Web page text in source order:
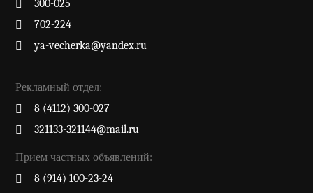
300-025
702-224
ya-vecherka@yandex.ru
Рекламный отдел:
8 (4112) 300-027
321133-321144@mail.ru
Прием частных объявлений:
8 (914) 100-23-24